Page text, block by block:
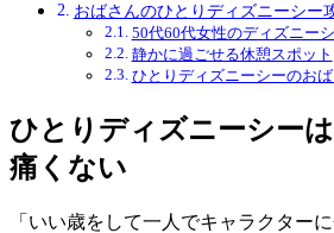
おばさんのひとりディズニーシー
50代60代女性のディズニー
静かに過ごせる休憩スポット
ひとりディズニーシーのお
ひとりディズニーシー
痛くない
「いい歳をして一人でキャラクター